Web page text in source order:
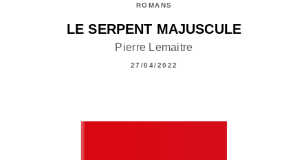
ROMANS
LE SERPENT MAJUSCULE
Pierre Lemaitre
27/04/2022